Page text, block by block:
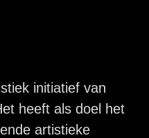
initiatief van
heeft als doel het
artistieke